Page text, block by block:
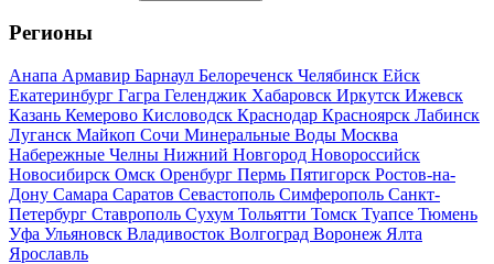
Регионы
Анапа Армавир Барнаул Белореченск Челябинск Ейск
Екатеринбург Гагра Геленджик Хабаровск Иркутск Ижевск
Казань Кемерово Кисловодск Краснодар Красноярск Лабинск
Луганск Майкоп Сочи Минеральные Воды Москва
Набережные Челны Нижний Новгород Новороссийск
Новосибирск Омск Оренбург Пермь Пятигорск Ростов-на-
Дону Самара Саратов Севастополь Симферополь Санкт-
Петербург Ставрополь Сухум Тольятти Томск Туапсе Тюмень
Уфа Ульяновск Владивосток Волгоград Воронеж Ялта
Ярославль